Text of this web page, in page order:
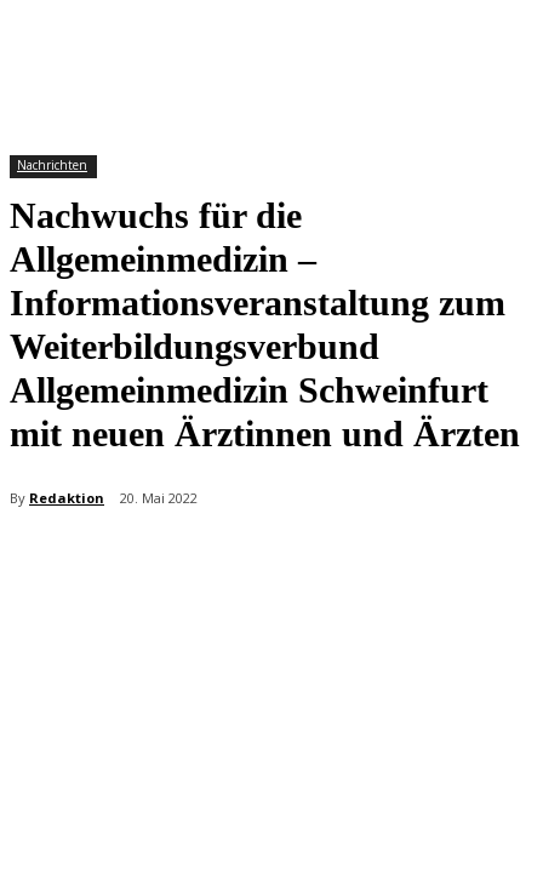
Nachrichten
Nachwuchs für die
Allgemeinmedizin –
Informationsveranstaltung zum
Weiterbildungsverbund
Allgemeinmedizin Schweinfurt
mit neuen Ärztinnen und Ärzten
By Redaktion 20. Mai 2022